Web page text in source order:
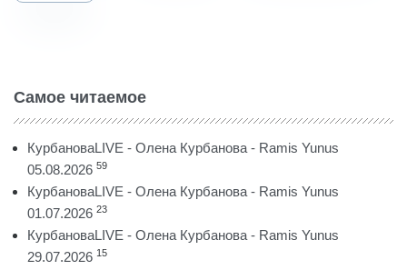
Самое читаемое
КурбановаLIVE - Олена Курбанова - Ramis Yunus
05.08.2026 59
КурбановаLIVE - Олена Курбанова - Ramis Yunus
01.07.2026 23
КурбановаLIVE - Олена Курбанова - Ramis Yunus
29.07.2026 15